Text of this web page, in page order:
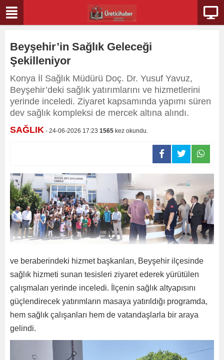
Beyşehir’in Sağlık Geleceği
Şekilleniyor
Konya İl Sağlık Müdürü Doç. Dr. Yusuf Yavuz,
Beyşehir’deki sağlık yatırımlarını ve hizmetlerini
yerinde inceledi. Ziyaret kapsamında yapımı süren
dev sağlık kompleksi de mercek altına alındı.
SAĞLIK - 24-06-2026 17:23 1565 kez okundu.
ve beraberindeki hizmet başkanları, Beyşehir ilçesinde
sağlık hizmeti sunan tesisleri ziyaret ederek yürütülen
çalışmaları yerinde inceledi. İlçenin sağlık altyapısını
güçlendirecek yatırımların masaya yatırıldığı programda,
hem sağlık çalışanları hem de vatandaşlarla bir araya
gelindi.